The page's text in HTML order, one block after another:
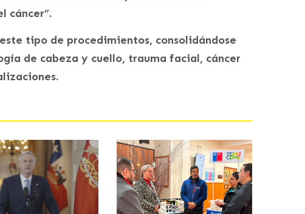
cáncer”.
tipo de procedimientos, consolidándose
de cabeza y cuello, trauma facial, cáncer